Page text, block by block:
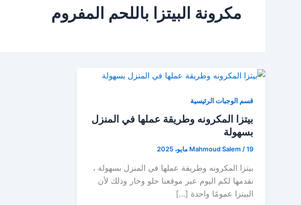
مكرونة البيتزا باللحم المفروم
قسم الوجبات الرئيسية
بيتزا المكرونه وطريقة عملها في المنزل
بسهولة
Mahmoud Salem /19 مايو، 2025
بيتزا المكرونه وطريقة عملها في المنزل بسهولة ،
نقدمها لكم اليوم عبر موقعنا حلو وحار وذلك لأن
البيتزا عمومًا واحدة […]